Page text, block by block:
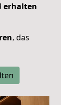
erhalten
, das